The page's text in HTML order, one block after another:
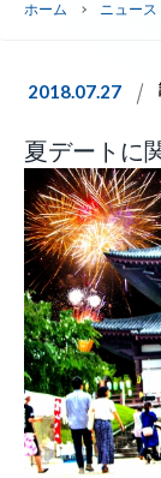
ホーム ニュース
2018.07.27
夏デートに